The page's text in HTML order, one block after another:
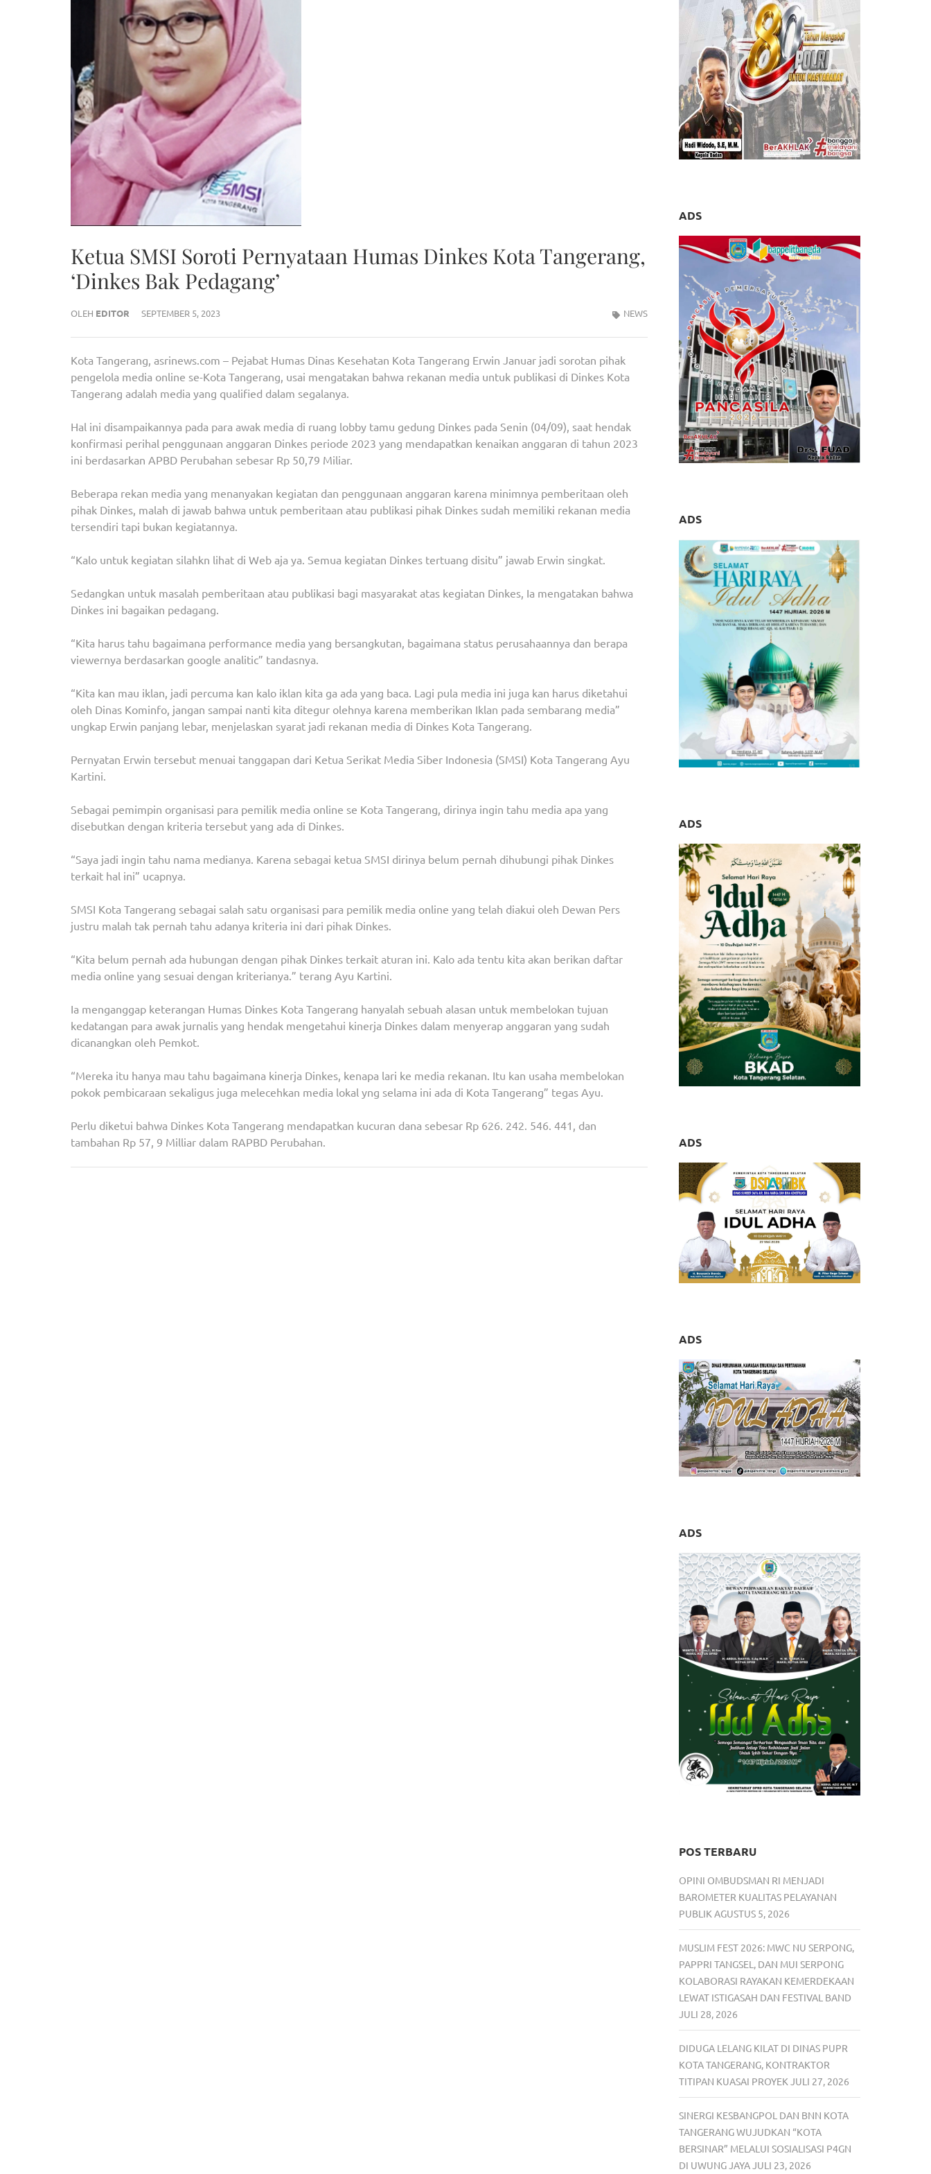
Ketua SMSI Soroti Pernyataan Humas Dinkes Kota Tangerang,
‘Dinkes Bak Pedagang’
OLEH EDITOR SEPTEMBER 5, 2023 NEWS
Kota Tangerang, asrinews.com – Pejabat Humas Dinas Kesehatan Kota Tangerang Erwin Januar jadi sorotan pihak
pengelola media online se-Kota Tangerang, usai mengatakan bahwa rekanan media untuk publikasi di Dinkes Kota
Tangerang adalah media yang qualified dalam segalanya.
Hal ini disampaikannya pada para awak media di ruang lobby tamu gedung Dinkes pada Senin (04/09), saat hendak
konfirmasi perihal penggunaan anggaran Dinkes periode 2023 yang mendapatkan kenaikan anggaran di tahun 2023
ini berdasarkan APBD Perubahan sebesar Rp 50,79 Miliar.
Beberapa rekan media yang menanyakan kegiatan dan penggunaan anggaran karena minimnya pemberitaan oleh
pihak Dinkes, malah di jawab bahwa untuk pemberitaan atau publikasi pihak Dinkes sudah memiliki rekanan media
tersendiri tapi bukan kegiatannya.
“Kalo untuk kegiatan silahkn lihat di Web aja ya. Semua kegiatan Dinkes tertuang disitu” jawab Erwin singkat.
Sedangkan untuk masalah pemberitaan atau publikasi bagi masyarakat atas kegiatan Dinkes, Ia mengatakan bahwa
Dinkes ini bagaikan pedagang.
“Kita harus tahu bagaimana performance media yang bersangkutan, bagaimana status perusahaannya dan berapa
viewernya berdasarkan google analitic” tandasnya.
“Kita kan mau iklan, jadi percuma kan kalo iklan kita ga ada yang baca. Lagi pula media ini juga kan harus diketahui
oleh Dinas Kominfo, jangan sampai nanti kita ditegur olehnya karena memberikan Iklan pada sembarang media”
ungkap Erwin panjang lebar, menjelaskan syarat jadi rekanan media di Dinkes Kota Tangerang.
Pernyatan Erwin tersebut menuai tanggapan dari Ketua Serikat Media Siber Indonesia (SMSI) Kota Tangerang Ayu
Kartini.
Sebagai pemimpin organisasi para pemilik media online se Kota Tangerang, dirinya ingin tahu media apa yang
disebutkan dengan kriteria tersebut yang ada di Dinkes.
“Saya jadi ingin tahu nama medianya. Karena sebagai ketua SMSI dirinya belum pernah dihubungi pihak Dinkes
terkait hal ini” ucapnya.
SMSI Kota Tangerang sebagai salah satu organisasi para pemilik media online yang telah diakui oleh Dewan Pers
justru malah tak pernah tahu adanya kriteria ini dari pihak Dinkes.
“Kita belum pernah ada hubungan dengan pihak Dinkes terkait aturan ini. Kalo ada tentu kita akan berikan daftar
media online yang sesuai dengan kriterianya.” terang Ayu Kartini.
Ia menganggap keterangan Humas Dinkes Kota Tangerang hanyalah sebuah alasan untuk membelokan tujuan
kedatangan para awak jurnalis yang hendak mengetahui kinerja Dinkes dalam menyerap anggaran yang sudah
dicanangkan oleh Pemkot.
“Mereka itu hanya mau tahu bagaimana kinerja Dinkes, kenapa lari ke media rekanan. Itu kan usaha membelokan
pokok pembicaraan sekaligus juga melecehkan media lokal yng selama ini ada di Kota Tangerang” tegas Ayu.
Perlu diketui bahwa Dinkes Kota Tangerang mendapatkan kucuran dana sebesar Rp 626. 242. 546. 441, dan
tambahan Rp 57, 9 Milliar dalam RAPBD Perubahan.
ADS
ADS
ADS
ADS
ADS
ADS
POS TERBARU
OPINI OMBUDSMAN RI MENJADI
BAROMETER KUALITAS PELAYANAN
PUBLIK AGUSTUS 5, 2026
MUSLIM FEST 2026: MWC NU SERPONG,
PAPPRI TANGSEL, DAN MUI SERPONG
KOLABORASI RAYAKAN KEMERDEKAAN
LEWAT ISTIGASAH DAN FESTIVAL BAND
JULI 28, 2026
DIDUGA LELANG KILAT DI DINAS PUPR
KOTA TANGERANG, KONTRAKTOR
TITIPAN KUASAI PROYEK JULI 27, 2026
SINERGI KESBANGPOL DAN BNN KOTA
TANGERANG WUJUDKAN “KOTA
BERSINAR” MELALUI SOSIALISASI P4GN
DI UWUNG JAYAJULI 23, 2026